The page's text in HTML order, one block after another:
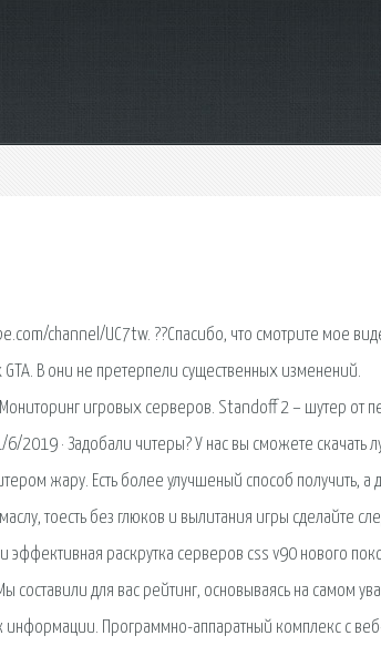
channel/UC7tw. ??Спасибо, что смотрите мое
В они не претерпели существенных изменений.
игровых серверов. Standoff 2 – шутер от
2019 · Задобали читеры? У нас вы сможете скачать
жару. Есть более улучшеный способ получить, а
тоесть без глюков и вылитания игры сделайте
эффективная раскрутка серверов css v90 нового
для вас рейтинг, основываясь на самом
информации. Программно-аппаратный комплекс с